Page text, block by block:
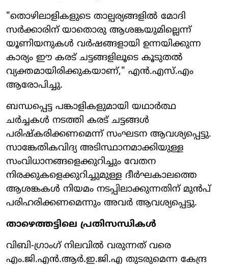
"തൊഴിലാളികളുടെ താല്പര്യങ്ങളിൽ മോദി
സർക്കാരിന് യാതൊരു ആശങ്കയുമില്ലെന്ന്
യൂണിയനുകൾ വർഷങ്ങളായി ഉന്നയിക്കുന്ന
കാര്യം ഈ കരട് ചട്ടങ്ങളിലൂടെ കൂടുതൽ
വ്യക്തമായിരിക്കുകയാണ്," എൻ.എസ്.എം
ആരോപിച്ചു.
ബന്ധപ്പെട്ട പങ്കാളികളുമായി യഥാർത്ഥ
ചർച്ചകൾ നടത്തി കരട് ചട്ടങ്ങൾ
പരിഷ്കരിക്കണമെന്ന് സംഘടന ആവശ്യപ്പെട്ടു.
സാങ്കേതികവിദ്യ അടിസ്ഥാനമാക്കിയുള്ള
സംവിധാനങ്ങളെക്കുറിച്ചും വേതന
നിരക്കുകളെക്കുറിച്ചുമുള്ള ദീർഘകാലത്തെ
ആശങ്കകൾ നിയമം നടപ്പിലാക്കുന്നതിന് മുൻപ്
പരിഹരിക്കണമെന്നും അവർ ആവശ്യപ്പെട്ടു.
താഴെത്തട്ടിലെ പ്രതിസന്ധികൾ
വിബി-ഗ്രാംഗ് നിലവിൽ വരുന്നത് വരെ
എം.ജി.എൻ.ആർ.ഇ.ജി.എ തുടരുമെന്ന കേന്ദ്ര